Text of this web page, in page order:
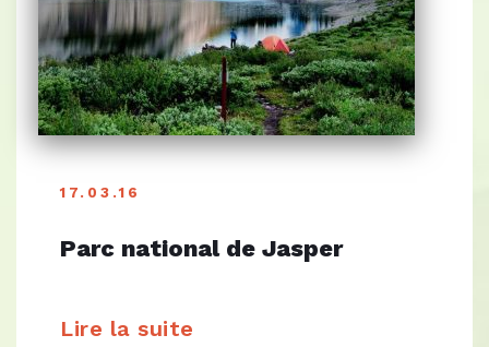
17.03.16
Parc national de Jasper
Lire la suite